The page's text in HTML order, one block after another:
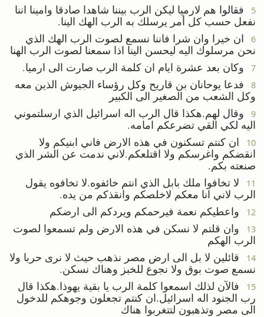
5
فقالوا هم لارميا ليكن الرب بيننا شاهدا صادقا وامينا اننا
نفعل حسب كل أمر يرسلك به الرب الهك الينا.
6
ان خيرا وان شرا فاننا نسمع لصوت الرب الهك الذي
نحن مرسلوك اليه ليحسن الينا اذا سمعنا لصوت الرب الهنا
7 وكان بعد عشرة ايام ان كلمة الرب صارت الى ارميا.
8
فدعا يوحانان بن قاريح وكل رؤساء الجيوش الذين معه
وكل الشعب من الصغير الى الكبير
9
وقال لهم.هكذا قال الرب اله اسرائيل الذي ارسلتموني
اليه لكي القي تضرعكم امامه.
10
ان كنتم تسكنون في هذه الارض فاني ابنيكم ولا
انقضكم واغرسكم ولا اقتلعكم.لاني ندمت عن الشر الذي
صنعته بكم.
11
لا تخافوا ملك بابل الذي انتم خائفوه.لا تخافوه يقول
الرب لاني انا معكم لاخلصكم وانقذكم من يده.
12 واعطيكم نعمة فيرحمكم ويردكم الى ارضكم
13
وان قلتم لا نسكن في هذه الارض ولم تسمعوا لصوت
الرب الهكم
14
قائلين لا بل الى ارض مصر نذهب حيث لا نرى حربا ولا
نسمع صوت بوق ولا نجوع للخبز وهناك نسكن.
15
فالآن لذلك اسمعوا كلمة الرب يا بقية يهوذا.هكذا قال
رب الجنود اله اسرائيل.ان كنتم تجعلون وجوهكم للدخول
الى مصر وتذهبون لتتغربوا هناك